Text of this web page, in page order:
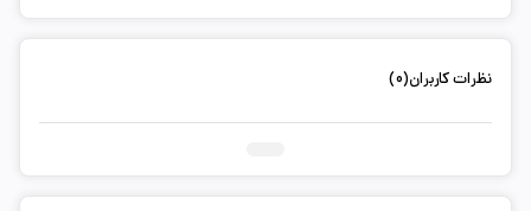
نظرات کاربران(0)